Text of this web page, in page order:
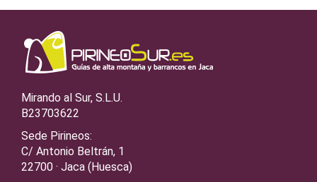
Mirando al Sur, S.L.U.
B23703622
Sede Pirineos:
C/ Antonio Beltrán, 1
22700 · Jaca (Huesca)